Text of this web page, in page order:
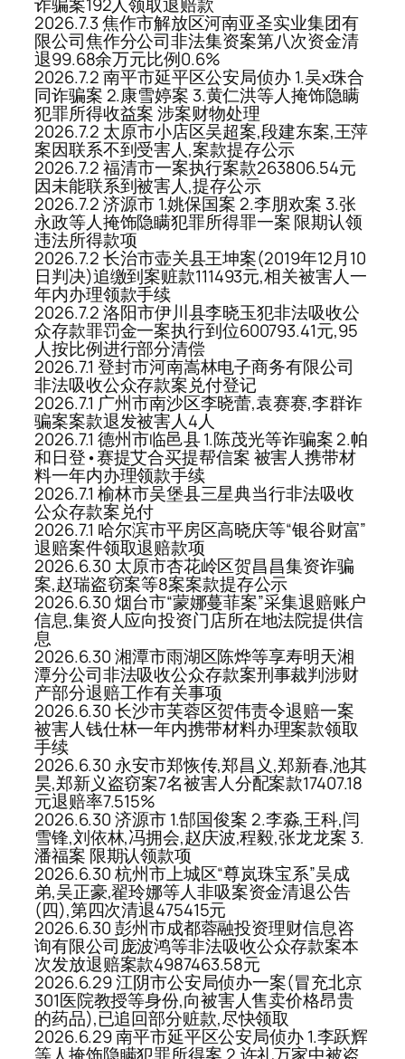
2026.7.3 焦作市解放区河南亚圣实业集团有
限公司焦作分公司非法集资案第八次资金清
退99.68余万元比例0.6%
2026.7.2 南平市延平区公安局侦办 1.吴x珠合
同诈骗案 2.康雪婷案 3.黄仁洪等人掩饰隐瞒
犯罪所得收益案 涉案财物处理
2026.7.2 太原市小店区吴超案,段建东案,王萍
案因联系不到受害人,案款提存公示
2026.7.2 福清市一案执行案款263806.54元
因未能联系到被害人,提存公示
2026.7.2 济源市 1.姚保国案 2.李朋欢案 3.张
永政等人掩饰隐瞒犯罪所得罪一案 限期认领
违法所得款项
2026.7.2 长治市壶关县王坤案(2019年12月10
日判决)追缴到案赃款111493元,相关被害人一
年内办理领款手续
2026.7.2 洛阳市伊川县李晓玉犯非法吸收公
众存款罪罚金一案执行到位600793.41元,95
人按比例进行部分清偿
2026.7.1 登封市河南嵩林电子商务有限公司
非法吸收公众存款案兑付登记
2026.7.1 广州市南沙区李晓蕾,袁赛赛,李群诈
骗案案款退发被害人4人
2026.7.1 德州市临邑县 1.陈茂光等诈骗案 2.帕
和日登•赛提艾合买提帮信案 被害人携带材
料一年内办理领款手续
2026.7.1 榆林市吴堡县三星典当行非法吸收
公众存款案兑付
2026.7.1 哈尔滨市平房区高晓庆等“银谷财富”
退赔案件领取退赔款项
2026.6.30 太原市杏花岭区贺昌昌集资诈骗
案,赵瑞盗窃案等8案案款提存公示
2026.6.30 烟台市“蒙娜蔓菲案”采集退赔账户
信息,集资人应向投资门店所在地法院提供信
息
2026.6.30 湘潭市雨湖区陈烨等享寿明天湘
潭分公司非法吸收公众存款案刑事裁判涉财
产部分退赔工作有关事项
2026.6.30 长沙市芙蓉区贺伟责令退赔一案
被害人钱仕林一年内携带材料办理案款领取
手续
2026.6.30 永安市郑恢传,郑昌义,郑新春,池其
昊,郑新义盗窃案7名被害人分配案款17407.18
元退赔率7.515%
2026.6.30 济源市 1.郜国俊案 2.李淼,王科,闫
雪锋,刘依林,冯拥会,赵庆波,程毅,张龙龙案 3.
潘福案 限期认领款项
2026.6.30 杭州市上城区“尊岚珠宝系”吴成
弟,吴正豪,翟玲娜等人非吸案资金清退公告
(四),第四次清退475415元
2026.6.30 彭州市成都蓉融投资理财信息咨
询有限公司庞波鸿等非法吸收公众存款案本
次发放退赔案款4987463.58元
2026.6.29 江阴市公安局侦办一案(冒充北京
301医院教授等身份,向被害人售卖价格昂贵
的药品),已追回部分赃款,尽快领取
2026.6.29 南平市延平区公安局侦办 1.李跃辉